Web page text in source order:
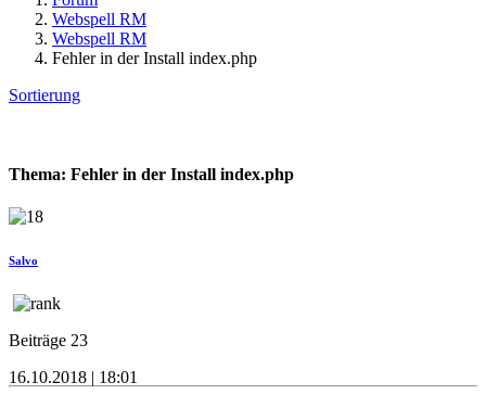
Webspell RM
Webspell RM
Fehler in der Install index.php
Sortierung
Thema: Fehler in der Install index.php
Salvo
Beiträge 23
16.10.2018 | 18:01